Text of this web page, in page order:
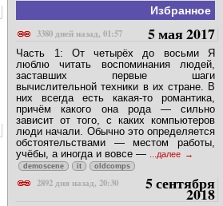
Избранное
3380 дней назад, 01:57
5 мая 2017
Часть 1: От четырёх до восьми Я
люблю читать воспоминания людей,
заставших первые шаги
вычислительной техники в их стране. В
них всегда есть какая-то романтика,
причём какого она рода — сильно
зависит от того, с каких компьютеров
люди начали. Обычно это определяется
обстоятельствами — местом работы,
учёбы, а иногда и вовсе —
...далее
demoscene it oldcomps
2892 дня назад, 20:30 5 сентября
2018